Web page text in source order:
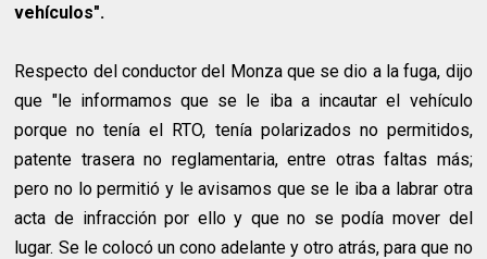
vehículos".
Respecto del conductor del Monza que se dio a la fuga, dijo
que "le informamos que se le iba a incautar el vehículo
porque no tenía el RTO, tenía polarizados no permitidos,
patente trasera no reglamentaria, entre otras faltas más;
pero no lo permitió y le avisamos que se le iba a labrar otra
acta de infracción por ello y que no se podía mover del
lugar. Se le colocó un cono adelante y otro atrás, para que no